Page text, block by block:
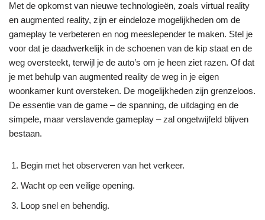
Met de opkomst van nieuwe technologieën, zoals virtual reality
en augmented reality, zijn er eindeloze mogelijkheden om de
gameplay te verbeteren en nog meeslepender te maken. Stel je
voor dat je daadwerkelijk in de schoenen van de kip staat en de
weg oversteekt, terwijl je de auto’s om je heen ziet razen. Of dat
je met behulp van augmented reality de weg in je eigen
woonkamer kunt oversteken. De mogelijkheden zijn grenzeloos.
De essentie van de game – de spanning, de uitdaging en de
simpele, maar verslavende gameplay – zal ongetwijfeld blijven
bestaan.
Begin met het observeren van het verkeer.
Wacht op een veilige opening.
Loop snel en behendig.